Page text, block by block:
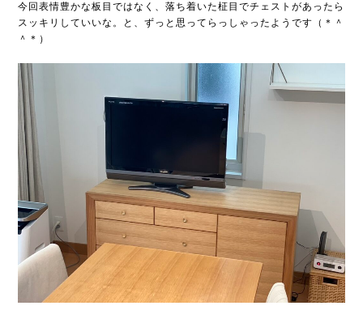
今回表情豊かな板目ではなく、落ち着いた柾目でチェストがあったら
スッキリしていいな。と、ずっと思ってらっしゃったようです（＊＾
＾＊）